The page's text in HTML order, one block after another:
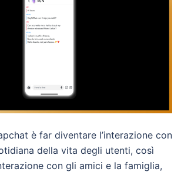
è far diventare l’interazione con
della vita degli utenti, così
con gli amici e la famiglia,